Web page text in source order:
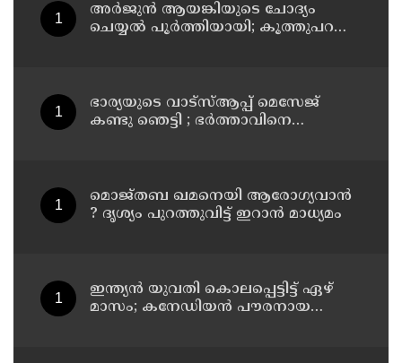
അര്‍ജുന്‍ ആയങ്കിയുടെ ചോദ്യം
ചെയ്യല്‍ പൂര്‍ത്തിയായി; കൂത്തുപറമ്പ്
ഭാര്യയുടെ വാട്സ്ആപ്പ് മെസേജ്
കണ്ടു ഞെട്ടി ; ഭര്‍ത്താവിനെ
യുവതിയും സുഹൃത്തും ഒളിവില്‍
മൊജ്തബ ഖമനെയി ആരോഗ്യവാന്‍
? ദൃശ്യം പുറത്തുവിട്ട് ഇറാന്‍ മാധ്യമം
ഇന്ത്യന്‍ യുവതി കൊലപ്പെട്ടിട്ട് ഏഴ്
മാസം; കനേഡിയന്‍ പൗരനായ